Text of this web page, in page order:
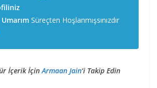
Süreçten Hoşlanmışsınızdır
İçerik İçin Armaan Jain‘i Takip Edin